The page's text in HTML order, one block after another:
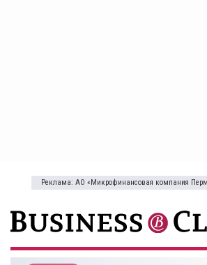
Реклама: АО «Микрофинансовая компания